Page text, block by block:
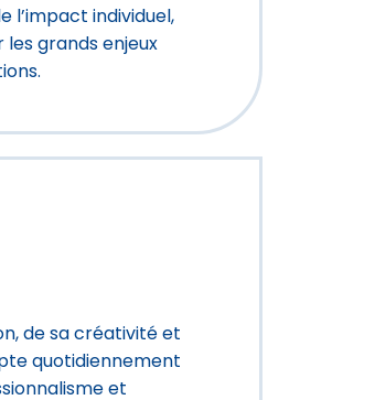
l’impact individuel,
grands enjeux
de sa créativité et
quotidiennement
et